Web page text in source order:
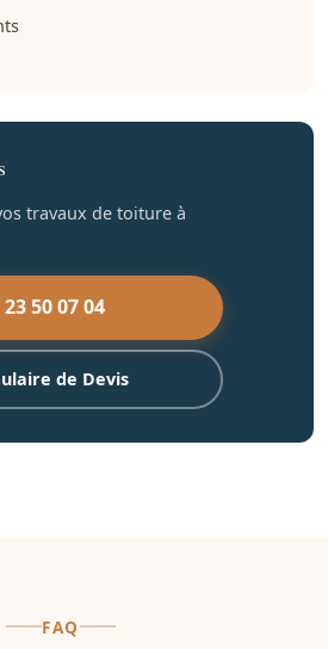
travaux de toiture à
23 50 07 04
de Devis
FAQ